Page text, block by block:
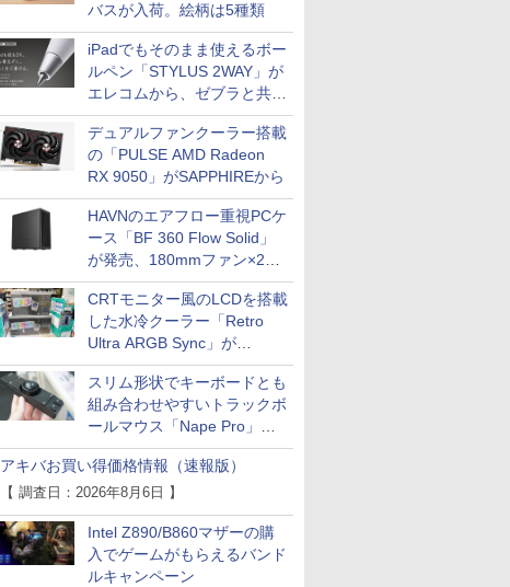
バスが入荷。絵柄は5種類
iPadでもそのまま使えるボー
ルペン「STYLUS 2WAY」が
エレコムから、ゼブラと共同
開発
デュアルファンクーラー搭載
の「PULSE AMD Radeon
RX 9050」がSAPPHIREから
HAVNのエアフロー重視PCケ
ース「BF 360 Flow Solid」
が発売、180mmファン×2搭
載
CRTモニター風のLCDを搭載
した水冷クーラー「Retro
Ultra ARGB Sync」が
Thermaltakeから
スリム形状でキーボードとも
組み合わせやすいトラックボ
ールマウス「Nape Pro」が
Keychronから
アキバお買い得価格情報（速報版）
【 調査日：2026年8月6日 】
Intel Z890/B860マザーの購
入でゲームがもらえるバンド
ルキャンペーン